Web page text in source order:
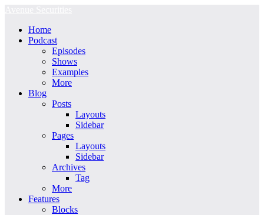
conteúdo
Home
Podcast
Episodes
Shows
Examples
More
Blog
Posts
Layouts
Sidebar
Pages
Layouts
Sidebar
Archives
Tag
More
Features
Blocks